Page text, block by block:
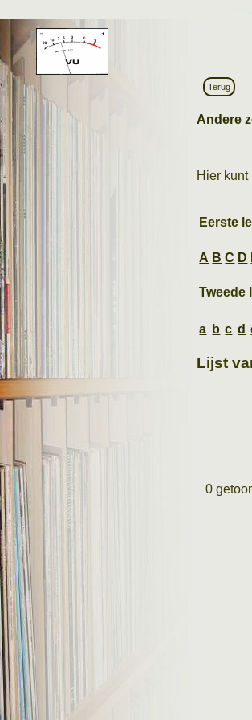
Terug
Andere
Hier
Eerste
A B C D
Tweede
a b c d
Lijst
0